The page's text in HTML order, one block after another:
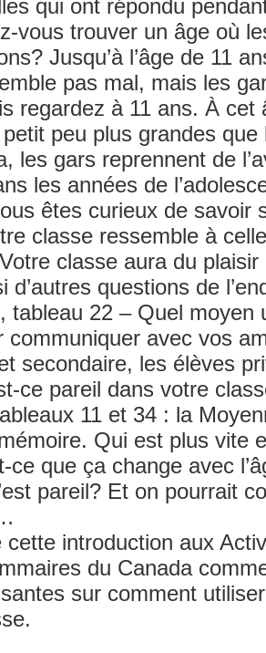
qui ont répondu
vous trouver un âge où
Jusqu’à l’âge de 11
pas mal, mais les
regardez à 11 ans. À cet
peu plus grandes
les gars reprennent de
les années de
êtes curieux de savoir
classe ressemble à
classe aura du
d’autres questions de
tableau 22 – Quel moyen
communiquer avec vos
secondaire, les élèves
ce pareil dans votre
11 et 34 : la
Qui est plus vite
ce que ça change avec
pareil? Et on pourrait
cette introduction aux
du Canada
sur comment